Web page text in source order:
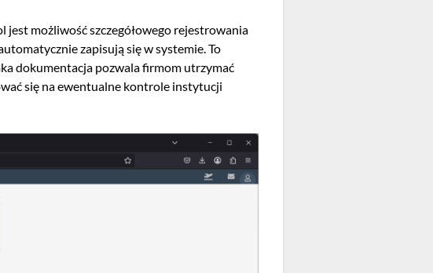
możliwość szczegółowego rejestrowania
zapisują się w systemie. To
dokumentacja pozwala firmom utrzymać
się na ewentualne kontrole instytucji